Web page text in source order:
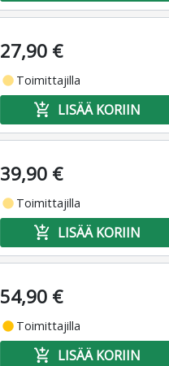
27,90 €
fiber_manual_record Toimittajilla
add_shopping_cart LISÄÄ KORIIN
39,90 €
fiber_manual_record Toimittajilla
add_shopping_cart LISÄÄ KORIIN
54,90 €
fiber_manual_record Toimittajilla
add_shopping_cart LISÄÄ KORIIN